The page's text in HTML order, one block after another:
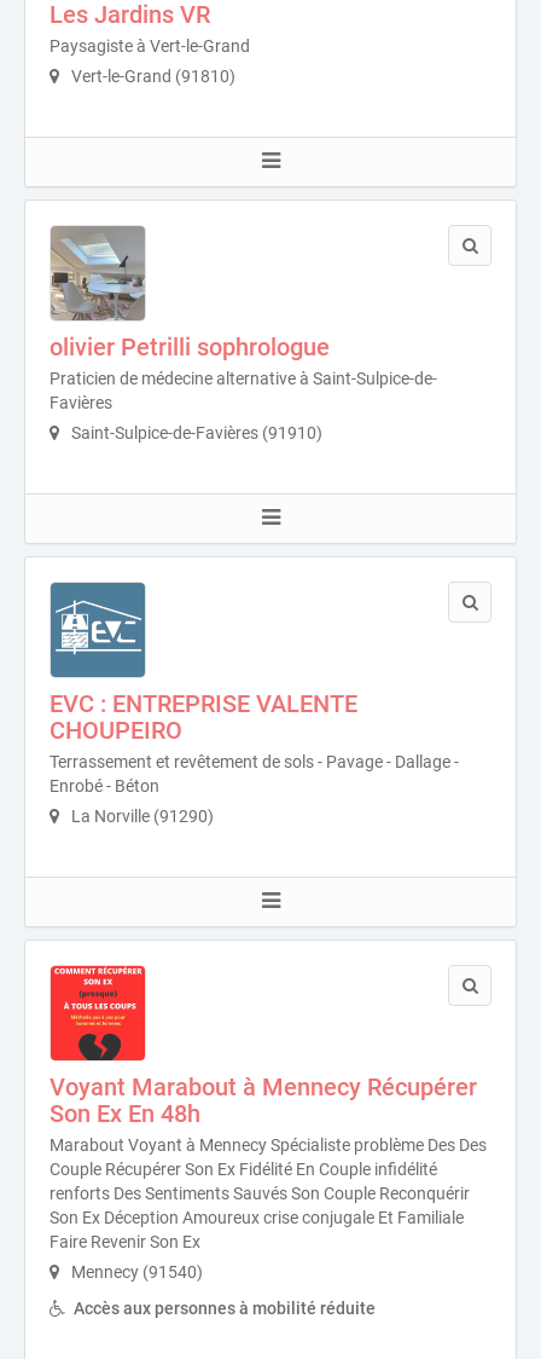
Les Jardins VR
Paysagiste à Vert-le-Grand
Vert-le-Grand (91810)
olivier Petrilli sophrologue
Praticien de médecine alternative à Saint-Sulpice-de-
Favières
Saint-Sulpice-de-Favières (91910)
EVC : ENTREPRISE VALENTE
CHOUPEIRO
Terrassement et revêtement de sols - Pavage - Dallage -
Enrobé - Béton
La Norville (91290)
Voyant Marabout à Mennecy Récupérer
Son Ex En 48h
Marabout Voyant à Mennecy Spécialiste problème Des Des
Couple Récupérer Son Ex Fidélité En Couple infidélité
renforts Des Sentiments Sauvés Son Couple Reconquérir
Son Ex Déception Amoureux crise conjugale Et Familiale
Faire Revenir Son Ex
Mennecy (91540)
Accès aux personnes à mobilité réduite